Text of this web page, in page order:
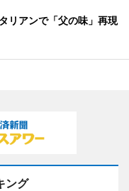
リアンで「父の味」再現
ング